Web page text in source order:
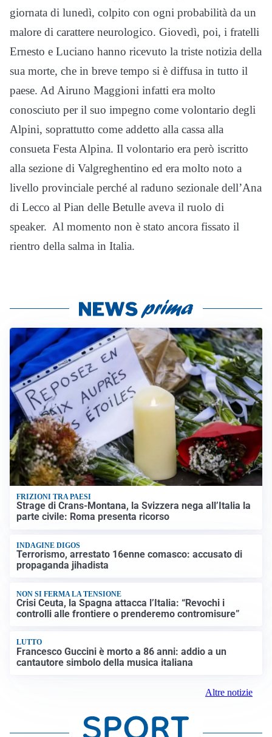
giornata di lunedì, colpito con ogni probabilità da un
malore di carattere neurologico. Giovedì, poi, i fratelli
Ernesto e Luciano hanno ricevuto la triste notizia della
sua morte, che in breve tempo si è diffusa in tutto il
paese. Ad Airuno Maggioni infatti era molto
conosciuto per il suo impegno come volontario degli
Alpini, soprattutto come addetto alla cassa alla
consueta Festa Alpina. Il volontario era però iscritto
alla sezione di Valgreghentino ed era molto noto a
livello provinciale perché al raduno sezionale dell’Ana
di Lecco al Pian delle Betulle aveva il ruolo di
speaker. Al momento non è stato ancora fissato il
rientro della salma in Italia.
FRIZIONI TRA PAESI
Strage di Crans-Montana, la Svizzera nega all’Italia la
parte civile: Roma presenta ricorso
INDAGINE DIGOS
Terrorismo, arrestato 16enne comasco: accusato di
propaganda jihadista
NON SI FERMA LA TENSIONE
Crisi Ceuta, la Spagna attacca l’Italia: “Revochi i
controlli alle frontiere o prenderemo contromisure”
LUTTO
Francesco Guccini è morto a 86 anni: addio a un
cantautore simbolo della musica italiana
Altre notizie